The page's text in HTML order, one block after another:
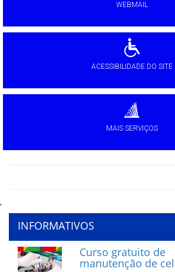
WEBMAIL
ACESSIBILIDADE DO SITE
MAIS SERVIÇOS
'
INFORMATIVOS
Curso gratuito de
manutenção de